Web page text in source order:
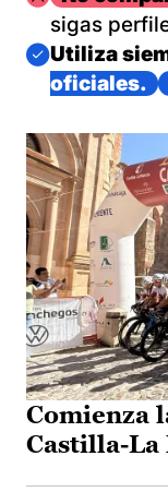
sigas
Imagen
Utiliza
oficiales.
Comienza
Castilla-La